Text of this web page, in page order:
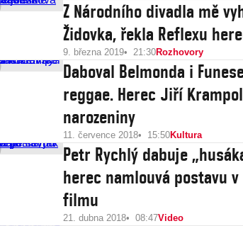
Z Národního divadla mě
Židovka, řekla Reflexu
9. března 2019 21:30Rozhovory
Daboval Belmonda i
reggae. Herec Jiří
narozeniny
11. července 2018 15:50Kultura
Petr Rychlý dabuje
herec namlouvá postavu
filmu
21. dubna 2018 08:47Video